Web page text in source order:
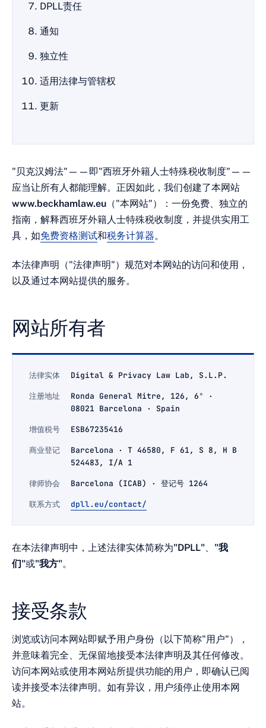
DPLL责任
通知
独立性
适用法律与管辖权
更新
"贝克汉姆法"——即"西班牙外籍人士特殊税收制度"——
应当让所有人都能理解。正因如此，我们创建了本网站
www.beckhamlaw.eu （"本网站"）：一份免费、独立的
指南，解释西班牙外籍人士特殊税收制度，并提供实用工
具，如免费资格测试和税务计算器。
本法律声明（"法律声明"）规范对本网站的访问和使用，
以及通过本网站提供的服务。
网站所有者
法律实体 Digital & Privacy Law Lab, S.L.P.
注册地址
Ronda General Mitre, 126, 6º ·
08021 Barcelona · Spain
增值税号 ESB67235416
商业登记
Barcelona · T 46580, F 61, S 8, H B
524483, I/A 1
律师协会 Barcelona (ICAB) · 登记号 1264
联系方式 dpll.eu/contact/
在本法律声明中，上述法律实体简称为"DPLL"、 "我
们"或"我方"。
接受条款
浏览或访问本网站即赋予用户身份（以下简称"用户"），
并意味着完全、无保留地接受本法律声明及其任何修改。
访问本网站或使用本网站所提供功能的用户，即确认已阅
读并接受本法律声明。如有异议，用户须停止使用本网
站。